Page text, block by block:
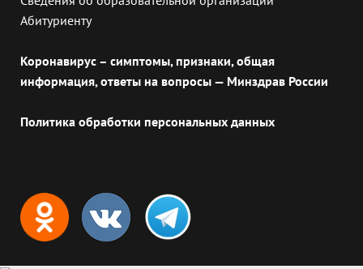
Абитуриенту
Коронавирус – симптомы, признаки, общая
информация, ответы на вопросы — Минздрав России
Политика обработки персональных данных